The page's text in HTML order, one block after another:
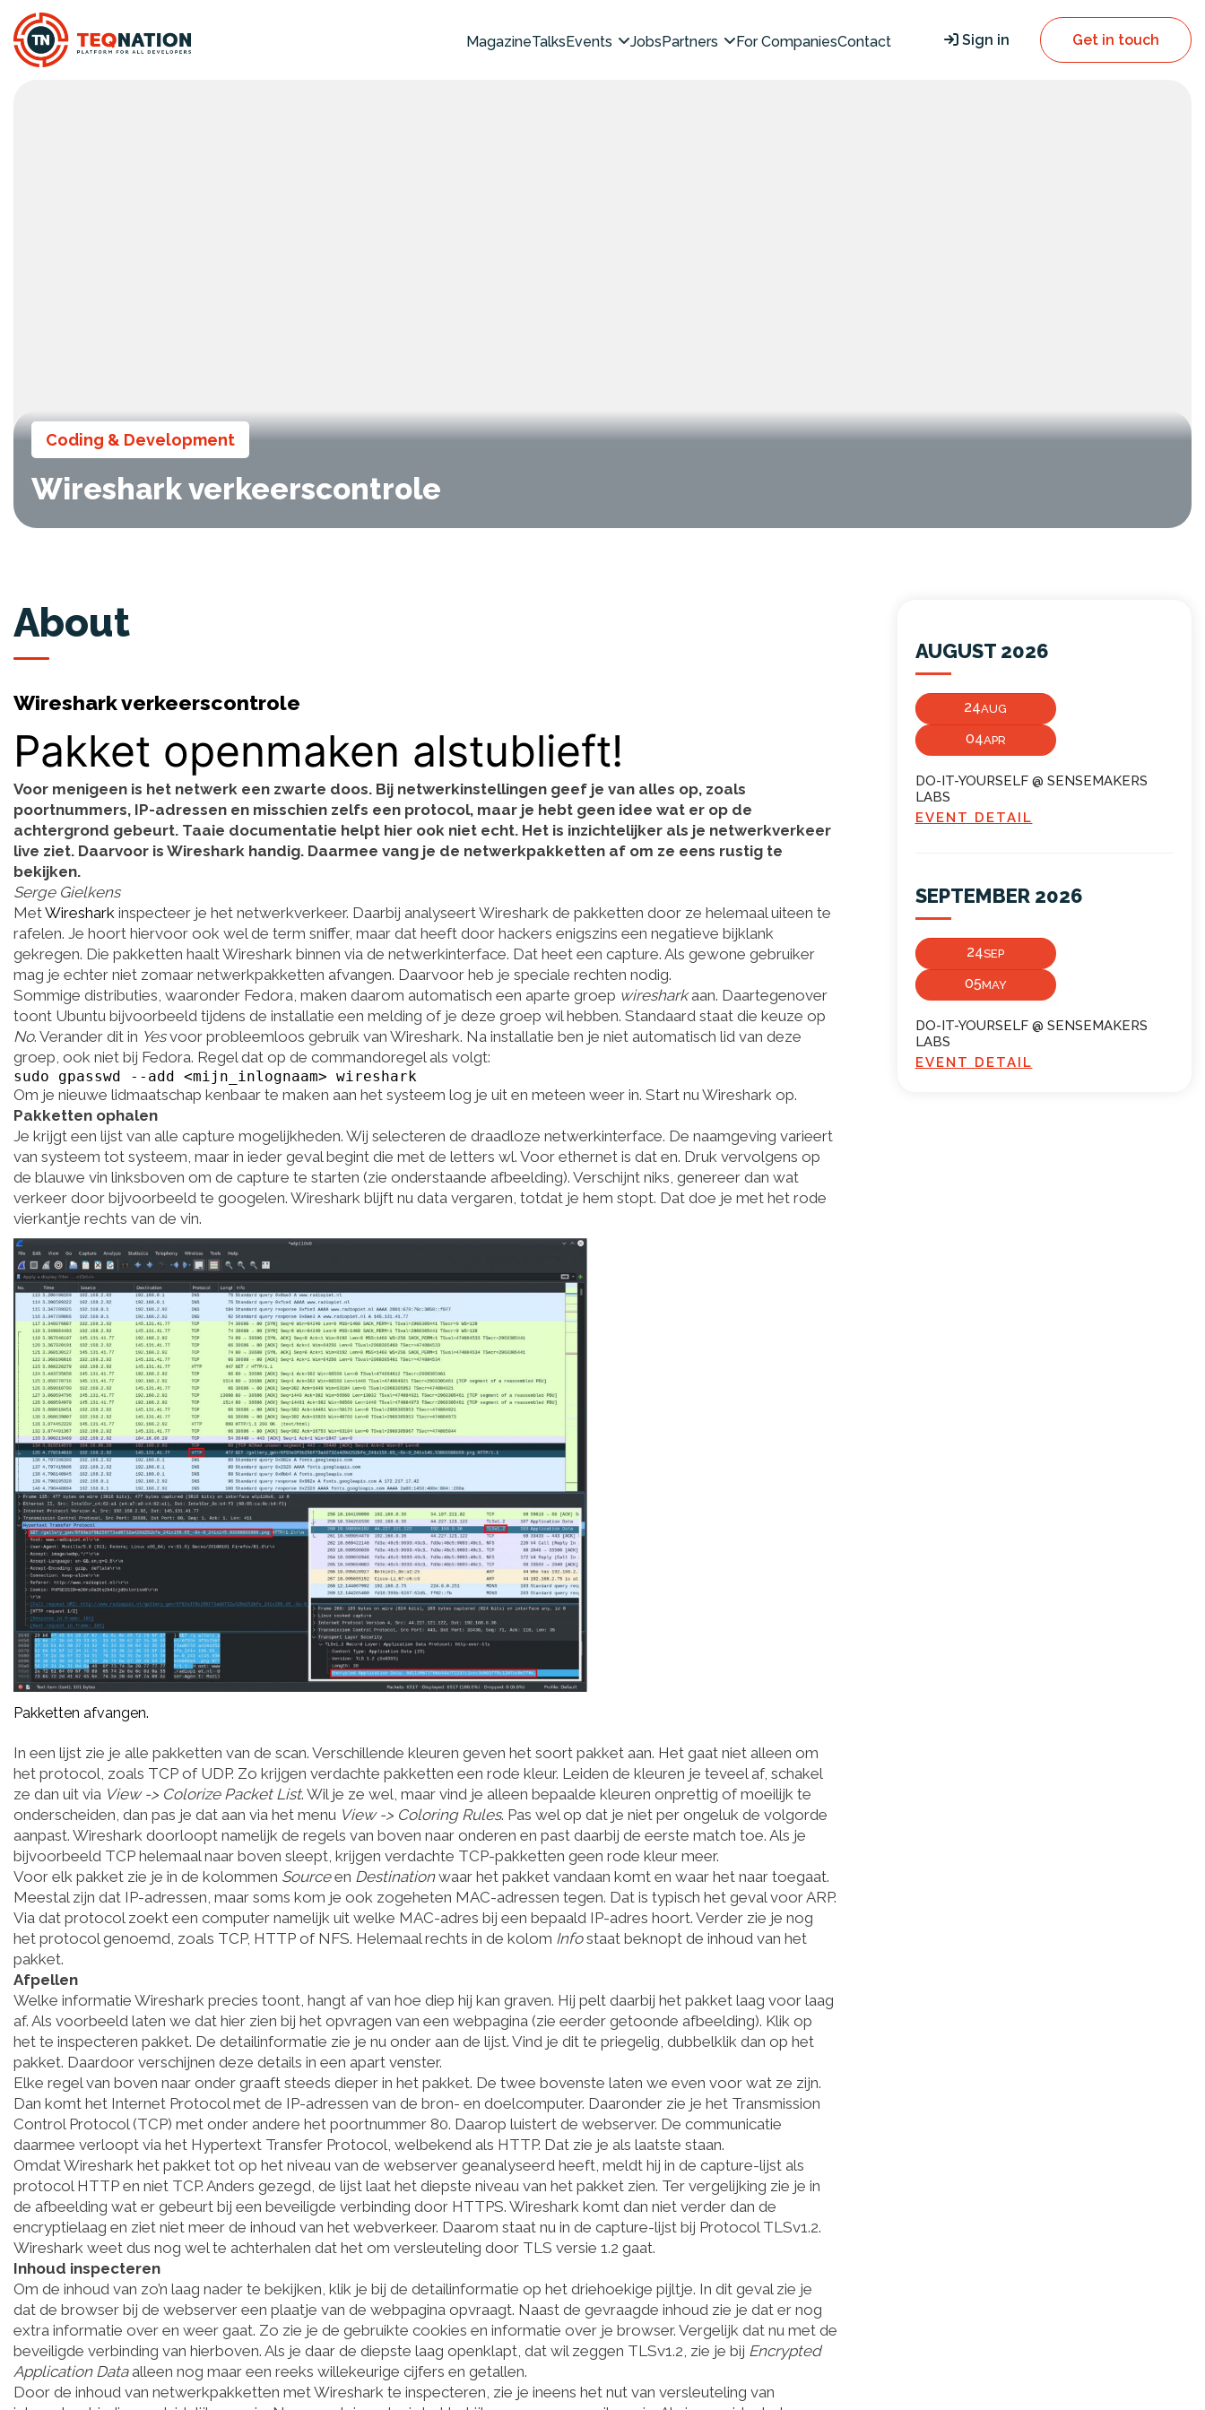
MagazineTalksEvents JobsPartners For CompaniesContact Sign in Get in touch
Coding & Development
Wireshark verkeerscontrole
About
Wireshark verkeerscontrole
Pakket openmaken alstublieft!
Voor menigeen is het netwerk een zwarte doos. Bij netwerkinstellingen geef je van alles op, zoals
poortnummers, IP-adressen en misschien zelfs een protocol, maar je hebt geen idee wat er op de
achtergrond gebeurt. Taaie documentatie helpt hier ook niet echt. Het is inzichtelijker als je netwerkverkeer
live ziet. Daarvoor is Wireshark handig. Daarmee vang je de netwerkpakketten af om ze eens rustig te
bekijken.
Serge Gielkens
MetWireshark inspecteer je het netwerkverkeer. Daarbij analyseert Wireshark de pakketten door ze helemaal uiteen te
rafelen. Je hoort hiervoor ook wel de term sniffer, maar dat heeft door hackers enigszins een negatieve bijklank
gekregen. Die pakketten haalt Wireshark binnen via de netwerkinterface. Dat heet een capture. Als gewone gebruiker
mag je echter niet zomaar netwerkpakketten afvangen. Daarvoor heb je speciale rechten nodig.
Sommige distributies, waaronder Fedora, maken daarom automatisch een aparte groep wiresharkaan. Daartegenover
toont Ubuntu bijvoorbeeld tijdens de installatie een melding of je deze groep wil hebben. Standaard staat die keuze op
No. Verander dit in Yesvoor probleemloos gebruik van Wireshark. Na installatie ben je niet automatisch lid van deze
groep, ook niet bij Fedora. Regel dat op de commandoregel als volgt:
sudo gpasswd --add <mijn_inlognaam> wireshark
Om je nieuwe lidmaatschap kenbaar te maken aan het systeem log je uit en meteen weer in. Start nu Wireshark op.
Pakketten ophalen
Je krijgt een lijst van alle capture mogelijkheden. Wij selecteren de draadloze netwerkinterface. De naamgeving varieert
van systeem tot systeem, maar in ieder geval begint die met de letters wl. Voor ethernet is dat en. Druk vervolgens op
de blauwe vin linksboven om de capture te starten (zie onderstaande afbeelding). Verschijnt niks, genereer dan wat
verkeer door bijvoorbeeld te googelen. Wireshark blijft nu data vergaren, totdat je hem stopt. Dat doe je met het rode
vierkantje rechts van de vin.
Pakketten afvangen.
In een lijst zie je alle pakketten van de scan. Verschillende kleuren geven het soort pakket aan. Het gaat niet alleen om
het protocol, zoals TCP of UDP. Zo krijgen verdachte pakketten een rode kleur. Leiden de kleuren je teveel af, schakel
ze dan uit via View -> Colorize Packet List. Wil je ze wel, maar vind je alleen bepaalde kleuren onprettig of moeilijk te
onderscheiden, dan pas je dat aan via het menu View -> Coloring Rules. Pas wel op dat je niet per ongeluk de volgorde
aanpast. Wireshark doorloopt namelijk de regels van boven naar onderen en past daarbij de eerste match toe. Als je
bijvoorbeeld TCP helemaal naar boven sleept, krijgen verdachte TCP-pakketten geen rode kleur meer.
Voor elk pakket zie je in de kolommen Sourceen Destinationwaar het pakket vandaan komt en waar het naar toegaat.
Meestal zijn dat IP-adressen, maar soms kom je ook zogeheten MAC-adressen tegen. Dat is typisch het geval voor ARP.
Via dat protocol zoekt een computer namelijk uit welke MAC-adres bij een bepaald IP-adres hoort. Verder zie je nog
het protocol genoemd, zoals TCP, HTTP of NFS. Helemaal rechts in de kolom Infostaat beknopt de inhoud van het
pakket.
Afpellen
Welke informatie Wireshark precies toont, hangt af van hoe diep hij kan graven. Hij pelt daarbij het pakket laag voor laag
af. Als voorbeeld laten we dat hier zien bij het opvragen van een webpagina (zie eerder getoonde afbeelding). Klik op
het te inspecteren pakket. De detailinformatie zie je nu onder aan de lijst. Vind je dit te priegelig, dubbelklik dan op het
pakket. Daardoor verschijnen deze details in een apart venster.
Elke regel van boven naar onder graaft steeds dieper in het pakket. De twee bovenste laten we even voor wat ze zijn.
Dan komt het Internet Protocol met de IP-adressen van de bron- en doelcomputer. Daaronder zie je het Transmission
Control Protocol (TCP) met onder andere het poortnummer 80. Daarop luistert de webserver. De communicatie
daarmee verloopt via het Hypertext Transfer Protocol, welbekend als HTTP. Dat zie je als laatste staan.
Omdat Wireshark het pakket tot op het niveau van de webserver geanalyseerd heeft, meldt hij in de capture-lijst als
protocol HTTP en niet TCP. Anders gezegd, de lijst laat het diepste niveau van het pakket zien. Ter vergelijking zie je in
de afbeelding wat er gebeurt bij een beveiligde verbinding door HTTPS. Wireshark komt dan niet verder dan de
encryptielaag en ziet niet meer de inhoud van het webverkeer. Daarom staat nu in de capture-lijst bij Protocol TLSv1.2.
Wireshark weet dus nog wel te achterhalen dat het om versleuteling door TLS versie 1.2 gaat.
Inhoud inspecteren
Om de inhoud van zo’n laag nader te bekijken, klik je bij de detailinformatie op het driehoekige pijltje. In dit geval zie je
dat de browser bij de webserver een plaatje van de webpagina opvraagt. Naast de gevraagde inhoud zie je dat er nog
extra informatie over en weer gaat. Zo zie je de gebruikte cookies en informatie over je browser. Vergelijk dat nu met de
beveiligde verbinding van hierboven. Als je daar de diepste laag openklapt, dat wil zeggen TLSv1.2, zie je bij Encrypted
Application Dataalleen nog maar een reeks willekeurige cijfers en getallen.
Door de inhoud van netwerkpakketten met Wireshark te inspecteren, zie je ineens het nut van versleuteling van
AUGUST 2026
24AUG
04APR
DO-IT-YOURSELF @ SENSEMAKERS
LABS
EVENT DETAIL
SEPTEMBER 2026
24SEP
05MAY
DO-IT-YOURSELF @ SENSEMAKERS
LABS
EVENT DETAIL